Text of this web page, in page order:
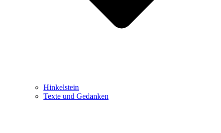
Hinkelstein
Texte und Gedanken